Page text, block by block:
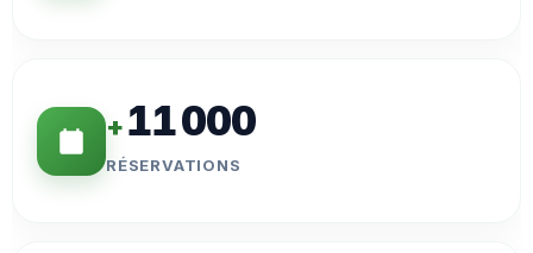
+11 000
RÉSERVATIONS